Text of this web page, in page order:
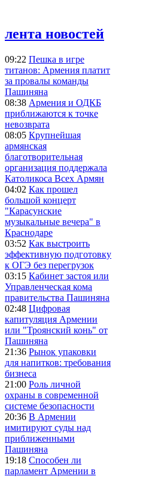
лента новостей
09:22 Пешка в игре
титанов: Армения платит
за провалы команды
Пашиняна
08:38 Армения и ОДКБ
приближаются к точке
невозврата
08:05 Крупнейшая
армянская
благотворительная
организация поддержала
Католикоса Всех Армян
04:02 Как прошел
большой концерт
"Карасунские
музыкальные вечера" в
Краснодаре
03:52 Как выстроить
эффективную подготовку
к ОГЭ без перегрузок
03:15 Кабинет застоя или
Управленческая кома
правительства Пашиняна
02:48 Цифровая
капитуляция Армении
или "Троянский конь" от
Пашиняна
21:36 Рынок упаковки
для напитков: требования
бизнеса
21:00 Роль личной
охраны в современной
системе безопасности
20:36 В Армении
имитируют суды над
приближенными
Пашиняна
19:18 Способен ли
парламент Армении в